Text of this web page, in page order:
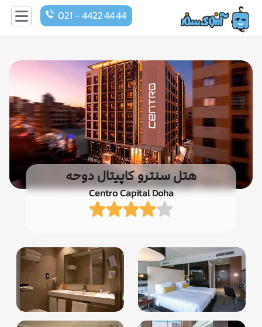
021 - 4422 44 44
هتل سنترو کاپیتال دوحه
Centro Capital Doha